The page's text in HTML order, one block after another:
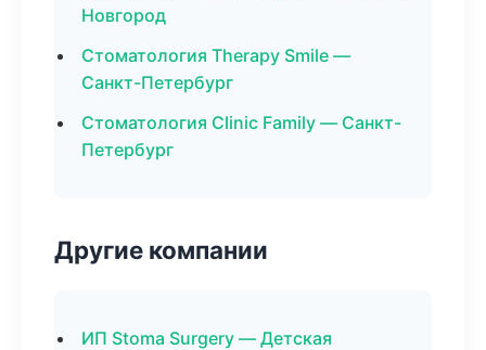
Новгород
Стоматология Therapy Smile —
Санкт-Петербург
Стоматология Clinic Family — Санкт-
Петербург
Другие компании
ИП Stoma Surgery — Детская